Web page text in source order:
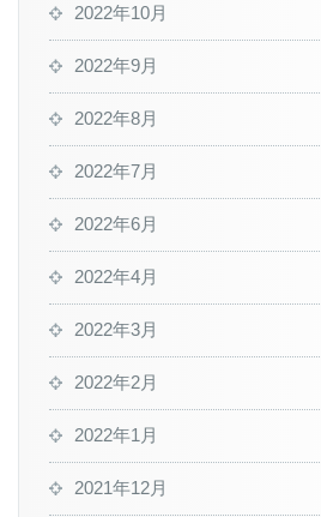
2022年10月
2022年9月
2022年8月
2022年7月
2022年6月
2022年4月
2022年3月
2022年2月
2022年1月
2021年12月